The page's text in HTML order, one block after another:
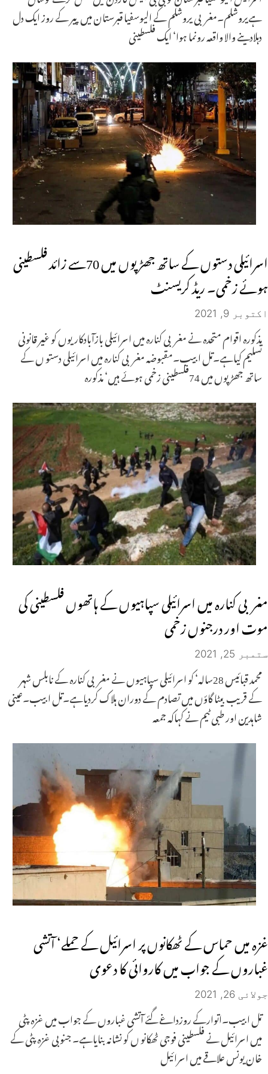
ہےیروشلم۔مغربی یروشلم کے الیوسفیا قبرستان میں پیر کے روز ایک دل
دہلادینے والا واقعہ رونما ہوا‘ ایک فلسطینی
اسرائیلی دستوں کے ساتھ جھڑپوں میں 70سے زائد فلسطینی
ہوئے زخمی۔ ریڈ کریسنٹ
اکتوبر 9, 2021
مذکورہ اقوام متحدہ نے مغربی کنارہ میں اسرائیلی بازآبادکاریوں کو غیر قانونی
تسلیم کیاہے۔تل ابیب۔مقبوضہ مغربی کنارہ میں اسرائیلی دستو ں کے
ساتھ جھڑپوں میں 74فلسطینی زخمی ہوئے ہیں‘ مذکورہ
مغربی کنارہ میں اسرائیلی سپاہیوں کے ہاتھوں فلسطینی کی
موت اور درجنوں زخمی
ستمبر 25, 2021
محمد قبائیس 28سالہ‘ کو اسرائیلی سپاہیوں نے مغربی کنارہ کے نابلس شہر
کے قریب بیٹا گاؤں میں تصادم کے دوران ہلاک کردیاہے۔تل ابیب۔عینی
شاہدین اور طبی ٹیم نے کہاکہ جمعہ
غزہ میں حماس کے ٹھکانوں پر اسرائیل کے حملے‘ آتشی
غباروں کے جواب میں کاروائی کا دعوی
جولائی 26, 2021
تل ابیب۔اتوارکے روزداغے گئے آتشی غباروں کے جواب میں غزہ پٹی
میں اسرائیل نے فلسطینی فوجی ٹھکانو ں کو نشانہ بنایاہے۔ جنوبی غزہ پٹی کے
خان یونس علاقے میں اسرائیل